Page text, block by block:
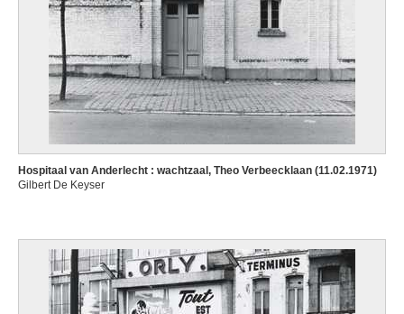
Hospitaal van Anderlecht : wachtzaal, Theo Verbeecklaan (11.02.1971)
Gilbert De Keyser